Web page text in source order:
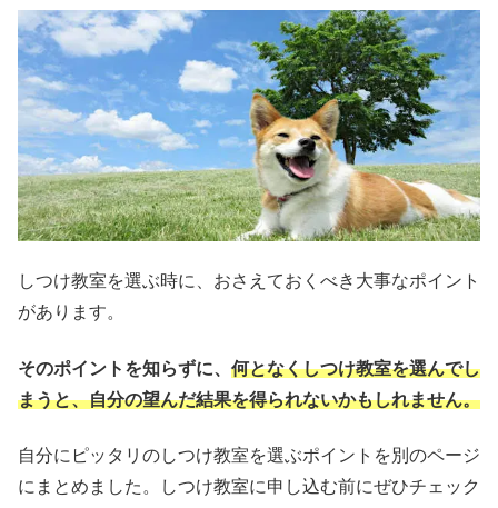
しつけ教室を選ぶ時に、おさえておくべき大事なポイント
があります。
そのポイントを知らずに、 何となくしつけ教室を選んでし
まうと、自分の望んだ結果を得られないかもしれません。
自分にピッタリのしつけ教室を選ぶポイントを別のページ
にまとめました。しつけ教室に申し込む前にぜひチェック